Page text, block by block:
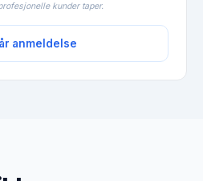
kunder taper.
anmeldelse